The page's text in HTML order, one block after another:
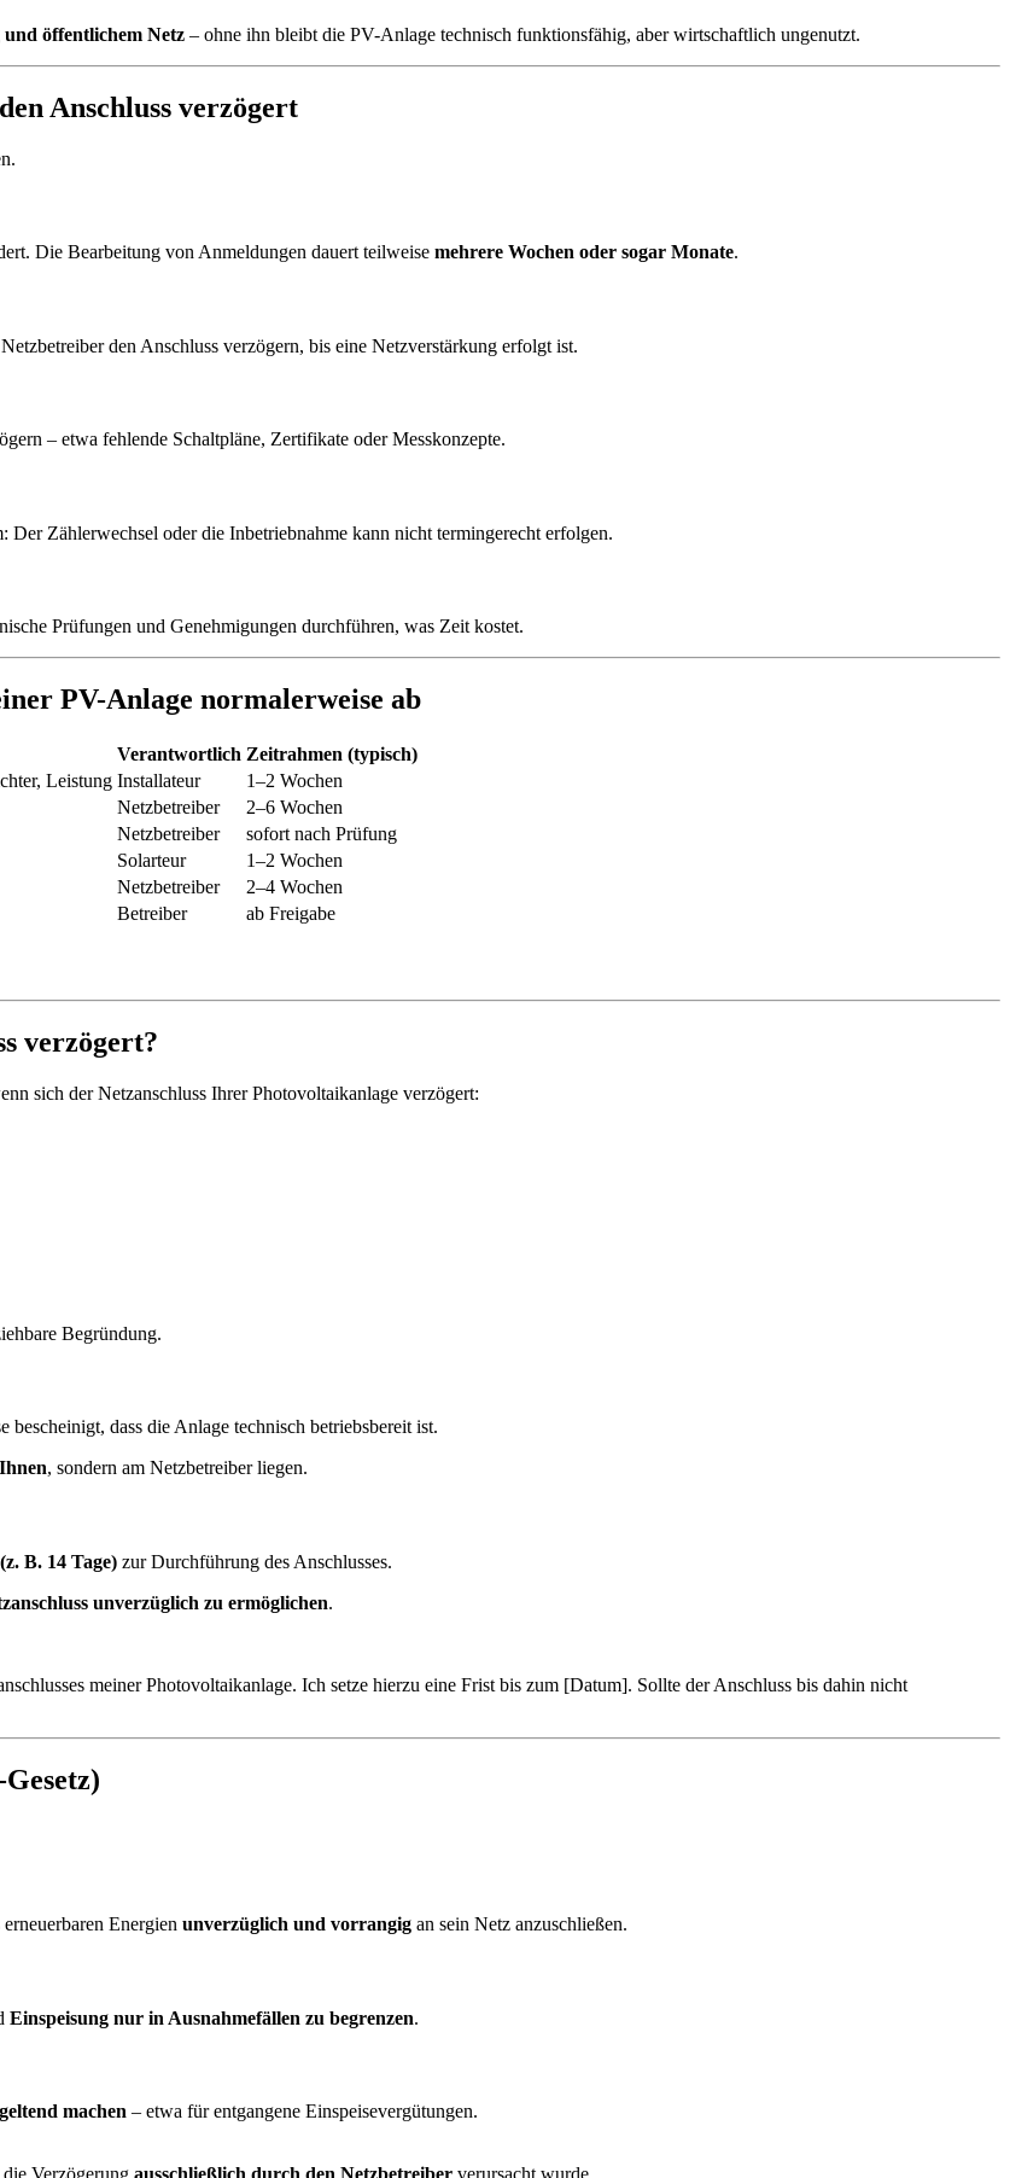
öffentlichem Netz – ohne ihn bleibt die PV-Anlage technisch funktionsfähig, aber wirtschaftlich ungenutzt.
Anschluss verzögert
Die Bearbeitung von Anmeldungen dauert teilweise mehrere Wochen oder sogar Monate.
den Anschluss verzögern, bis eine Netzverstärkung erfolgt ist.
– etwa fehlende Schaltpläne, Zertifikate oder Messkonzepte.
Zählerwechsel oder die Inbetriebnahme kann nicht termingerecht erfolgen.
Prüfungen und Genehmigungen durchführen, was Zeit kostet.
PV-Anlage normalerweise ab
Verantwortlich Zeitrahmen (typisch)
Leistung Installateur
1–2 Wochen
Netzbetreiber
2–6 Wochen
Netzbetreiber
sofort nach Prüfung
Solarteur
1–2 Wochen
Netzbetreiber
2–4 Wochen
Betreiber ab Freigabe
verzögert?
sich der Netzanschluss Ihrer Photovoltaikanlage verzögert:
Begründung.
bescheinigt, dass die Anlage technisch betriebsbereit ist.
, sondern am Netzbetreiber liegen.
B. 14 Tage) zur Durchführung des Anschlusses.
unverzüglich zu ermöglichen.
meiner Photovoltaikanlage. Ich setze hierzu eine Frist bis zum [Datum]. Sollte der Anschluss bis dahin nicht
Energien unverzüglich und vorrangig an sein Netz anzuschließen.
Einspeisung nur in Ausnahmefällen zu begrenzen.
machen – etwa für entgangene Einspeisevergütungen.
Verzögerung ausschließlich durch den Netzbetreiber verursacht wurde.